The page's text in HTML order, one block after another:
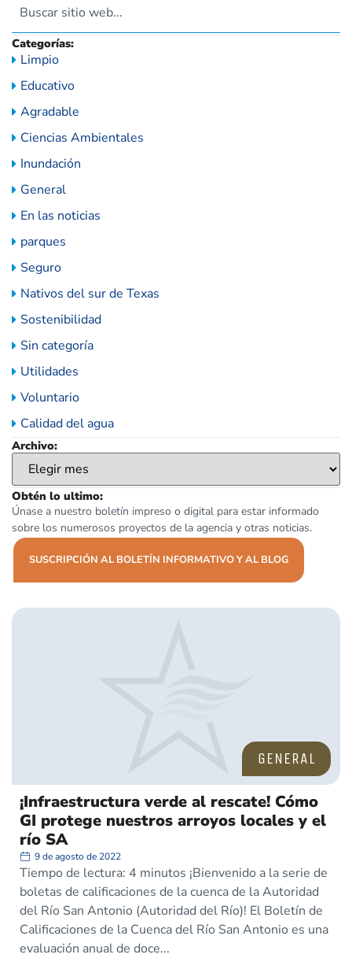
Categorías:
Limpio
Educativo
Agradable
Ciencias Ambientales
Inundación
General
En las noticias
parques
Seguro
Nativos del sur de Texas
Sostenibilidad
Sin categoría
Utilidades
Voluntario
Calidad del agua
Archivo:
Obtén lo ultimo:
Únase a nuestro boletín impreso o digital para estar informado
sobre los numerosos proyectos de la agencia y otras noticias.
SUSCRIPCIÓN AL BOLETÍN INFORMATIVO Y AL BLOG
GENERAL
¡Infraestructura verde al rescate! Cómo
GI protege nuestros arroyos locales y el
río SA
9 de agosto de 2022
Tiempo de lectura: 4 minutos ¡Bienvenido a la serie de
boletas de calificaciones de la cuenca de la Autoridad
del Río San Antonio (Autoridad del Río)! El Boletín de
Calificaciones de la Cuenca del Río San Antonio es una
evaluación anual de doce